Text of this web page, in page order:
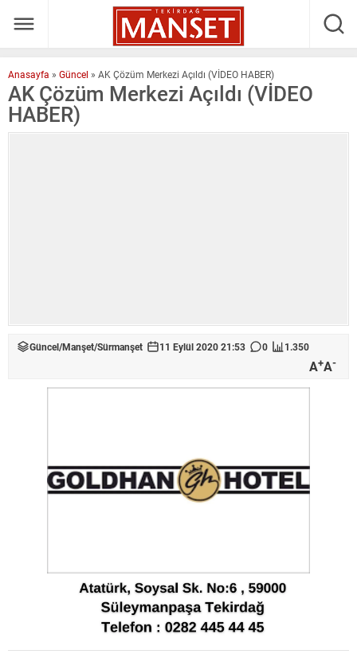
Anasayfa » Güncel » AK Çözüm Merkezi Açıldı (VİDEO HABER)
AK Çözüm Merkezi Açıldı (VİDEO
HABER)
Güncel/Manşet/Sürmanşet 11 Eylül 2020 21:53 0 1.350
A+A-